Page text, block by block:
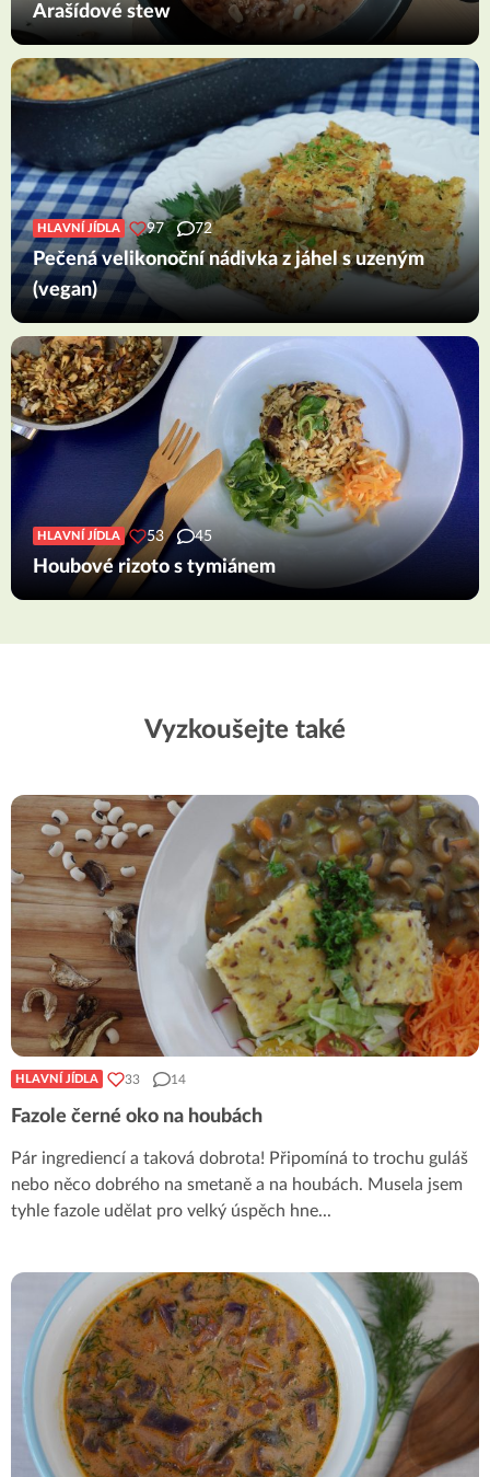
Arašídové stew
HLAVNÍ JÍDLA 97 72
Pečená velikonoční nádivka z jáhel s uzeným
(vegan)
HLAVNÍ JÍDLA 53 45
Houbové rizoto s tymiánem
Vyzkoušejte také
HLAVNÍ JÍDLA 33 14
Fazole černé oko na houbách
Pár ingrediencí a taková dobrota! Připomíná to trochu guláš
nebo něco dobrého na smetaně a na houbách. Musela jsem
tyhle fazole udělat pro velký úspěch hne...